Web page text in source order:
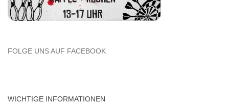
FOLGE UNS AUF FACEBOOK
WICHTIGE INFORMATIONEN